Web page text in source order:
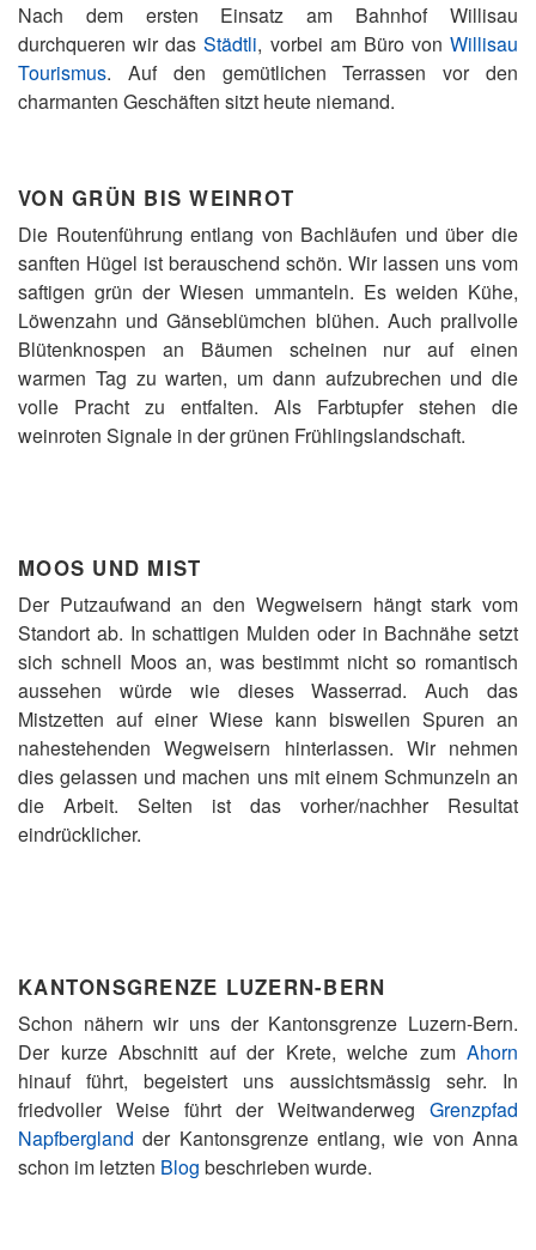
Nach dem ersten Einsatz am Bahnhof Willisau
durchqueren wir dasStädtli, vorbei am Büro von Willisau
Tourismus. Auf den gemütlichen Terrassen vor den
charmanten Geschäften sitzt heute niemand.
VON GRÜN BIS WEINROT
Die Routenführung entlang von Bachläufen und über die
sanften Hügel ist berauschend schön. Wir lassen uns vom
saftigen grün der Wiesen ummanteln. Es weiden Kühe,
Löwenzahn und Gänseblümchen blühen. Auch prallvolle
Blütenknospen an Bäumen scheinen nur auf einen
warmen Tag zu warten, um dann aufzubrechen und die
volle Pracht zu entfalten. Als Farbtupfer stehen die
weinroten Signale in der grünen Frühlingslandschaft.
MOOS UND MIST
Der Putzaufwand an den Wegweisern hängt stark vom
Standort ab. In schattigen Mulden oder in Bachnähe setzt
sich schnell Moos an, was bestimmt nicht so romantisch
aussehen würde wie dieses Wasserrad. Auch das
Mistzetten auf einer Wiese kann bisweilen Spuren an
nahestehenden Wegweisern hinterlassen. Wir nehmen
dies gelassen und machen uns mit einem Schmunzeln an
die Arbeit. Selten ist das vorher/nachher Resultat
eindrücklicher.
KANTONSGRENZE LUZERN-BERN
Schon nähern wir uns der Kantonsgrenze Luzern-Bern.
Der kurze Abschnitt auf der Krete, welche zum Ahorn
hinauf führt, begeistert uns aussichtsmässig sehr. In
friedvoller Weise führt der Weitwanderweg Grenzpfad
Napfbergland der Kantonsgrenze entlang, wie von Anna
schon im letzten Blog beschrieben wurde.